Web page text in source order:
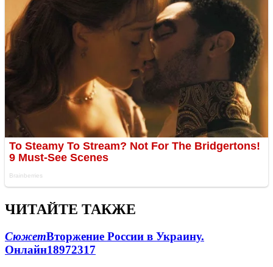
ЧИТАЙТЕ ТАКЖЕ
СюжетВторжение России в Украину.
Онлайн18972317